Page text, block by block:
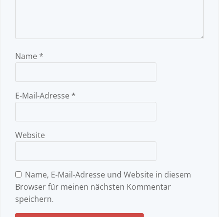
Name *
E-Mail-Adresse *
Website
Name, E-Mail-Adresse und Website in diesem
Browser für meinen nächsten Kommentar
speichern.